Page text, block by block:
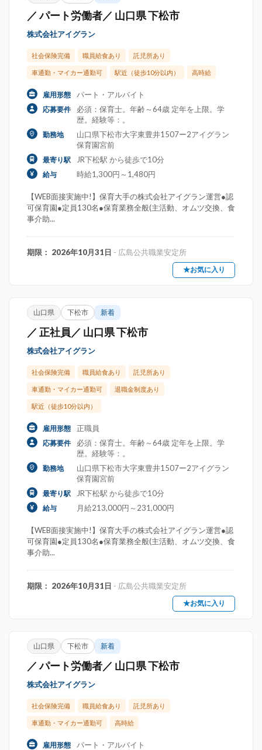
／ パート労働者／ 山口県 下松市
株式会社アイグラン
社会保険完備 職員給食あり 託児所あり
車通勤・マイカー通勤可 駅近（徒歩10分以内） 高時給
雇用形態 パート・アルバイト
応募要件
必須：保育士。年齢～64歳 定年を上限。学
歴。経験等：。
勤務地
山口県下松市大字東豊井1507ー2アイグラン
保育園宮前
最寄り駅 JR下松駅 から徒歩で10分
給与 時給1,300円～1,480円
【WEB面接実施中!】保育大手の株式会社アイグラン運営●認
可保育園●定員130名●保育業務全般(主活動、オムツ交換、食
事介助...
期限： 2026年10月31日 - 広島公共職業安定所
★お気に入り
山口県 下松市 新着
／ 正社員／ 山口県 下松市
株式会社アイグラン
社会保険完備 職員給食あり 託児所あり
車通勤・マイカー通勤可 退職金制度あり
駅近（徒歩10分以内）
雇用形態 正職員
応募要件
必須：保育士。年齢～64歳 定年を上限。学
歴。経験等：。
勤務地
山口県下松市大字東豊井1507ー2アイグラン
保育園宮前
最寄り駅 JR下松駅 から徒歩で10分
給与 月給213,000円～231,000円
【WEB面接実施中!】保育大手の株式会社アイグラン運営●認
可保育園●定員130名●保育業務全般(主活動、オムツ交換、食
事介助...
期限： 2026年10月31日 - 広島公共職業安定所
★お気に入り
山口県 下松市 新着
／ パート労働者／ 山口県 下松市
株式会社アイグラン
社会保険完備 職員給食あり 託児所あり
車通勤・マイカー通勤可 高時給
雇用形態 パート・アルバイト